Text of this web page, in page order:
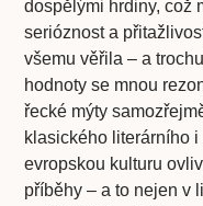
dospělými hrdiny, což
serióznost a
všemu věřila – a
hodnoty se mnou
řecké mýty
klasického literárního
evropskou kulturu
příběhy – a to nejen v